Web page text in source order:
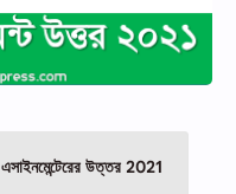
এসাইনমেন্টেরের উত্তর2021